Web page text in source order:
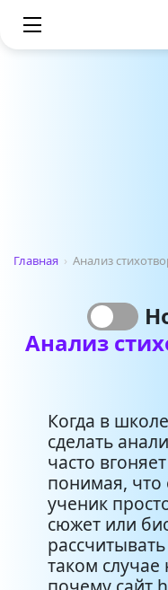
Главная › Анализ
Анализ
Когда в
сделать
часто
понимая, что
ученик
сюжет или
таком случае